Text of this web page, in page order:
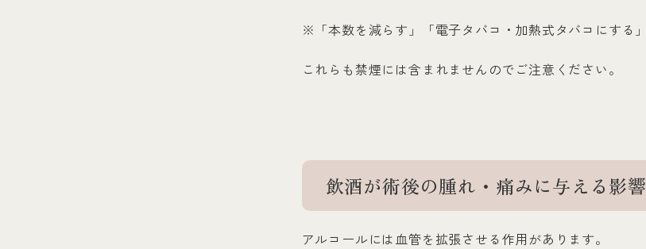
※「本数を減らす」「電子タバコ・加熱式タバコにする」
これらも禁煙には含まれませんのでご注意ください。
飲酒が術後の腫れ・痛みに与える影響
アルコールには血管を拡張させる作用があります。